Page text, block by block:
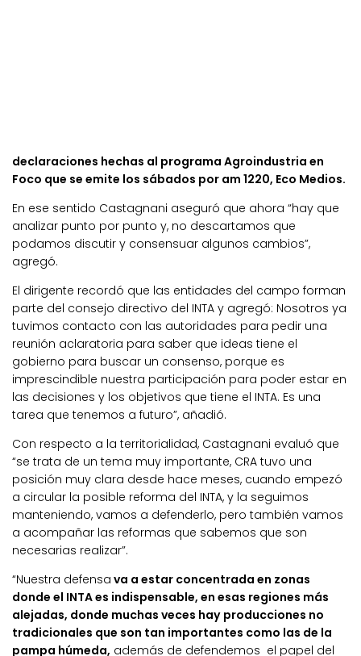
declaraciones hechas al programa Agroindustria en
Foco que se emite los sábados por am 1220, Eco Medios.
En ese sentido Castagnani aseguró que ahora “hay que
analizar punto por punto y, no descartamos que
podamos discutir y consensuar algunos cambios”,
agregó.
El dirigente recordó que las entidades del campo forman
parte del consejo directivo del INTA y agregó: Nosotros ya
tuvimos contacto con las autoridades para pedir una
reunión aclaratoria para saber que ideas tiene el
gobierno para buscar un consenso, porque es
imprescindible nuestra participación para poder estar en
las decisiones y los objetivos que tiene el INTA. Es una
tarea que tenemos a futuro”, añadió.
Con respecto a la territorialidad, Castagnani evaluó que
“se trata de un tema muy importante, CRA tuvo una
posición muy clara desde hace meses, cuando empezó
a circular la posible reforma del INTA, y la seguimos
manteniendo, vamos a defenderlo, pero también vamos
a acompañar las reformas que sabemos que son
necesarias realizar”.
“Nuestra defensa va a estar concentrada en zonas
donde el INTA es indispensable, en esas regiones más
alejadas, donde muchas veces hay producciones no
tradicionales que son tan importantes como las de la
pampa húmeda, además de defendemos el papel del